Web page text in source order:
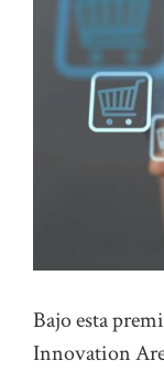
Bajo esta
Innovation